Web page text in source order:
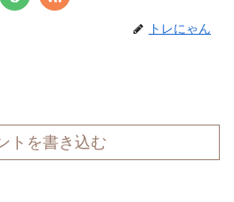
トレにゃん
トを書き込む